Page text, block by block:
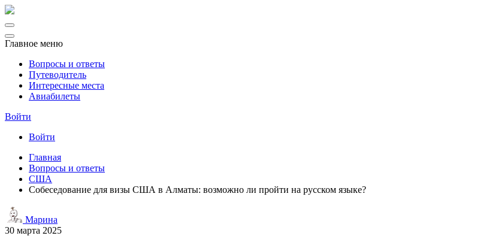
Главное меню
Вопросы и ответы
Путеводитель
Интересные места
Авиабилеты
Войти
Войти
Главная
Вопросы и ответы
США
Собеседование для визы США в Алматы: возможно ли пройти на русском языке?
Марина
30 марта 2025